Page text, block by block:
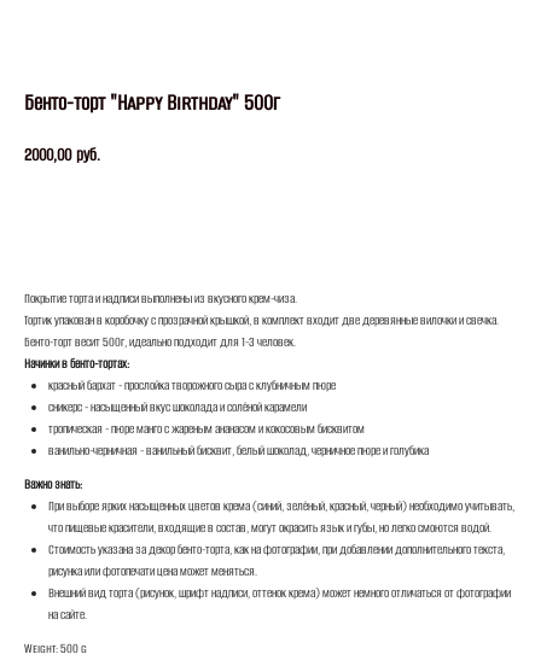
Бенто-торт "Happy Birthday" 500г
2000,00 руб.
Покрытие торта и надписи выполнены из вкусного крем-чиза.
Тортик упакован в коробочку с прозрачной крышкой, в комплект входит две деревянные вилочки и свечка.
Бенто-торт весит 500г, идеально подходит для 1-3 человек.
Начинки в бенто-тортах:
красный бархат - прослойка творожного сыра с клубничным пюре
сникерс - насыщенный вкус шоколада и солёной карамели
тропическая - пюре манго с жареным ананасом и кокосовым бисквитом
ванильно-черничная - ванильный бисквит, белый шоколад, черничное пюре и голубика
Важно знать:
При выборе ярких насыщенных цветов крема (синий, зелёный, красный, черный) необходимо учитывать,
что пищевые красители, входящие в состав, могут окрасить язык и губы, но легко смоются водой.
Стоимость указана за декор бенто-торта, как на фотографии, при добавлении дополнительного текста,
рисунка или фотопечати цена может меняться.
Внешний вид торта (рисунок, шрифт надписи, оттенок крема) может немного отличаться от фотографии
на сайте.
Weight: 500 g